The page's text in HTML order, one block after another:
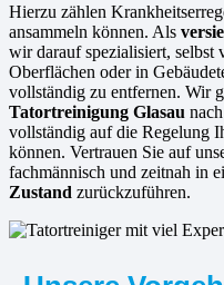
Hierzu zählen
ansammeln können. Als
wir darauf spezialisiert, selbst
Oberflächen oder in
vollständig zu entfernen. Wir
Tatortreinigung Glasau
vollständig auf die Regelung
können. Vertrauen Sie auf
fachmännisch und zeitnah in
Zustand zurückzuführen.